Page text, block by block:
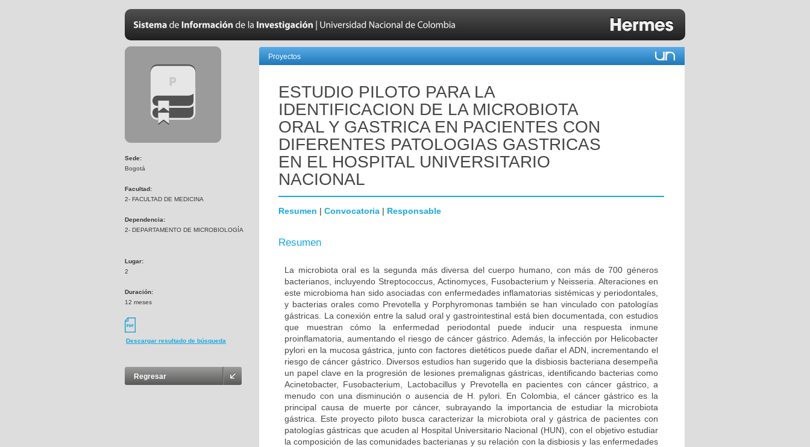
Sede:
Bogotá
Facultad:
2- FACULTAD DE MEDICINA
Dependencia:
2- DEPARTAMENTO DE MICROBIOLOGÍA
Lugar:
2
Duración:
12 meses
Descargar resultado de búsqueda
Regresar
Proyectos
ESTUDIO PILOTO PARA LA
IDENTIFICACION DE LA MICROBIOTA
ORAL Y GASTRICA EN PACIENTES CON
DIFERENTES PATOLOGIAS GASTRICAS
EN EL HOSPITAL UNIVERSITARIO
NACIONAL
Resumen | Convocatoria | Responsable
Resumen
La microbiota oral es la segunda más diversa del cuerpo humano, con más de 700 géneros
bacterianos, incluyendo Streptococcus, Actinomyces, Fusobacterium y Neisseria. Alteraciones en
este microbioma han sido asociadas con enfermedades inflamatorias sistémicas y periodontales,
y bacterias orales como Prevotella y Porphyromonas también se han vinculado con patologías
gástricas. La conexión entre la salud oral y gastrointestinal está bien documentada, con estudios
que muestran cómo la enfermedad periodontal puede inducir una respuesta inmune
proinflamatoria, aumentando el riesgo de cáncer gástrico. Además, la infección por Helicobacter
pylori en la mucosa gástrica, junto con factores dietéticos puede dañar el ADN, incrementando el
riesgo de cáncer gástrico. Diversos estudios han sugerido que la disbiosis bacteriana desempeña
un papel clave en la progresión de lesiones premalignas gástricas, identificando bacterias como
Acinetobacter, Fusobacterium, Lactobacillus y Prevotella en pacientes con cáncer gástrico, a
menudo con una disminución o ausencia de H. pylori. En Colombia, el cáncer gástrico es la
principal causa de muerte por cáncer, subrayando la importancia de estudiar la microbiota
gástrica. Este proyecto piloto busca caracterizar la microbiota oral y gástrica de pacientes con
patologías gástricas que acuden al Hospital Universitario Nacional (HUN), con el objetivo estudiar
la composición de las comunidades bacterianas y su relación con la disbiosis y las enfermedades